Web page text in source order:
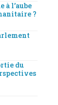
à l’aube
?
du